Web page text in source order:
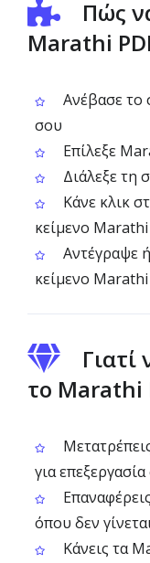
Πώς
Marathi
Ανέβασε το
σου
Επίλεξε
Διάλεξε τη
Κάνε κλικ
κείμενο Marathi
Αντέγραψε
κείμενο Marathi
το Marathi
για
όπου δεν
Κάνεις τα